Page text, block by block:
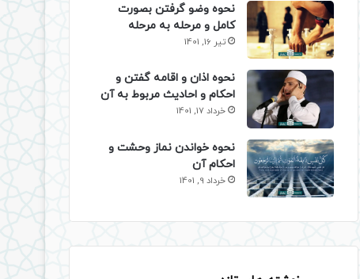
نحوه وضو گرفتن بصورت
کامل و مرحله به مرحله
تیر 16, 1401
نحوه اذان و اقامه گفتن و
احکام و احادیث مربوط به آن
خرداد 17, 1401
نحوه خواندن نماز وحشت و
احکام آن
خرداد 9, 1401